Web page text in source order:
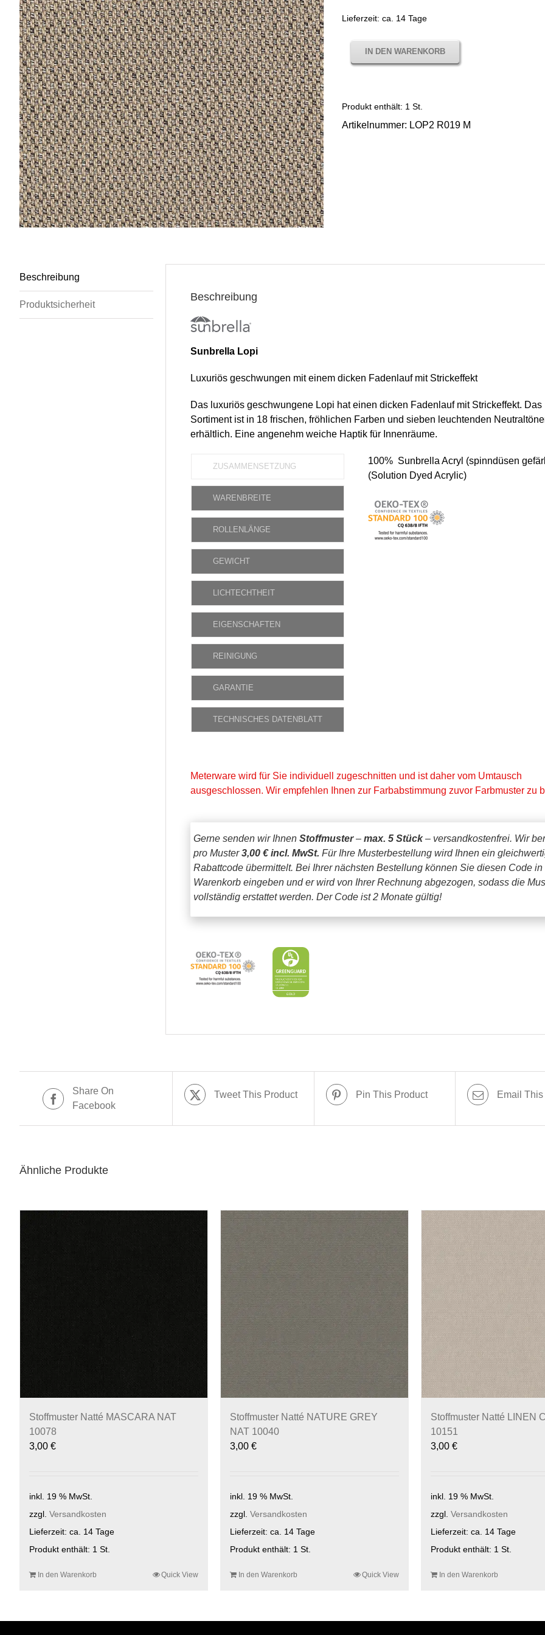
Lieferzeit: ca. 14 Tage
IN DEN WARENKORB
Produkt enthält: 1 St.
Artikelnummer: LOP2 R019 M
Beschreibung
Produktsicherheit
Beschreibung
Sunbrella Lopi
Luxuriös geschwungen mit einem dicken Fadenlauf mit Strickeffekt
Das luxuriös geschwungene Lopi hat einen dicken Fadenlauf mit Strickeffekt. Das
Sortiment ist in 18 frischen, fröhlichen Farben und sieben leuchtenden
erhältlich. Eine angenehm weiche Haptik für Innenräume.
ZUSAMMENSETZUNG
WARENBREITE
ROLLENLÄNGE
GEWICHT
LICHTECHTHEIT
EIGENSCHAFTEN
REINIGUNG
GARANTIE
TECHNISCHES DATENBLATT
100% Sunbrella Acryl (spinndüsen
(Solution Dyed Acrylic)
Meterware wird für Sie individuell zugeschnitten und ist daher vom Umtausch
ausgeschlossen. Wir empfehlen Ihnen zur Farbabstimmung zuvor Farbmuster zu
Gerne senden wir Ihnen Stoffmuster– max. 5 Stück– versandkostenfrei. Wir
pro Muster3,00 € incl. MwSt. Für Ihre Musterbestellung wird Ihnen ein
Rabattcode übermittelt. Bei Ihrer nächsten Bestellung können Sie diesen Code in
Warenkorb eingeben und er wird von Ihrer Rechnung abgezogen, sodass die
vollständig erstattet werden. Der Code ist 2 Monate gültig!
Share On
Facebook
Tweet This Product Pin This Product Email
Ähnliche Produkte
Stoffmuster Natté MASCARA NAT
10078
3,00 €
inkl. 19 % MwSt.
zzgl. Versandkosten
Lieferzeit: ca. 14 Tage
Produkt enthält: 1 St.
In den Warenkorb Quick View
Stoffmuster Natté NATURE GREY
NAT 10040
3,00 €
inkl. 19 % MwSt.
zzgl. Versandkosten
Lieferzeit: ca. 14 Tage
Produkt enthält: 1 St.
In den Warenkorb Quick View
Stoffmuster Natté LINEN
10151
3,00 €
inkl. 19 % MwSt.
zzgl. Versandkosten
Lieferzeit: ca. 14 Tage
Produkt enthält: 1 St.
In den Warenkorb